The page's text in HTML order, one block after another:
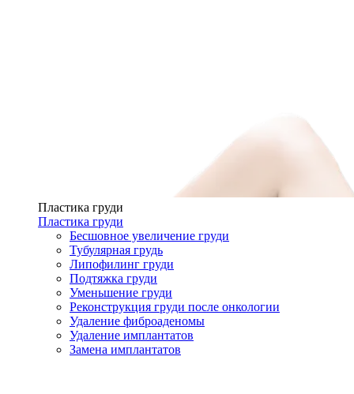
Пластика груди
Пластика груди
Бесшовное увеличение груди
Тубулярная грудь
Липофилинг груди
Подтяжка груди
Уменьшение груди
Реконструкция груди после онкологии
Удаление фиброаденомы
Удаление имплантатов
Замена имплантатов